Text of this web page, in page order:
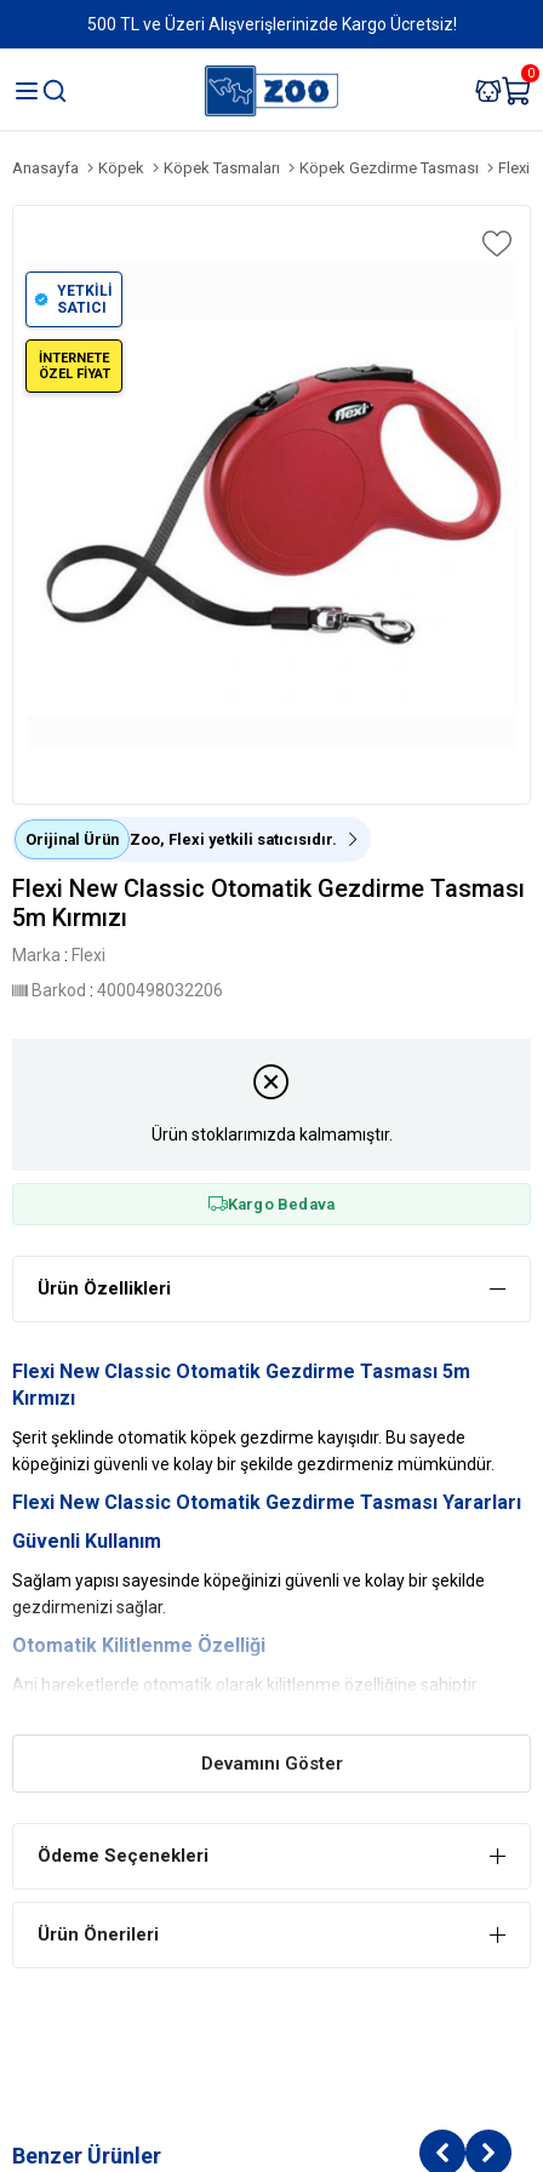
500 TL ve Üzeri Alışverişlerinizde Kargo Ücretsiz!
0
Anasayfa Köpek Köpek Tasmaları Köpek Gezdirme Tasması Flexi
YETKİLİ
SATICI
İNTERNETE
ÖZEL FİYAT
Orijinal Ürün Zoo, Flexi yetkili satıcısıdır.
Flexi New Classic Otomatik Gezdirme Tasması
5m Kırmızı
Marka : Flexi
Barkod : 4000498032206
Ürün stoklarımızda kalmamıştır.
Kargo Bedava
Ürün Özellikleri
Flexi New Classic Otomatik Gezdirme Tasması 5m
Kırmızı
Şerit şeklinde otomatik köpek gezdirme kayışıdır. Bu sayede
köpeğinizi güvenli ve kolay bir şekilde gezdirmeniz mümkündür.
Flexi New Classic Otomatik Gezdirme Tasması Yararları
Güvenli Kullanım
Sağlam yapısı sayesinde köpeğinizi güvenli ve kolay bir şekilde
gezdirmenizi sağlar.
Otomatik Kilitlenme Özelliği
Ani hareketlerde otomatik olarak kilitlenme özelliğine sahiptir.
Sağlam malzemeden üretilmiştir. Küçük ırk köpek ırklarında
kullanım mümkündür.
Devamını Göster
Ödeme Seçenekleri
Ürün Önerileri
Benzer Ürünler